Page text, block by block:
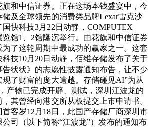
和中信证券。正在这场本钱盛宴中，今
储及全球领先的消费类品牌Lexar雷克沙
快科技3月22日动静，COMPUTEX
览馆1、2馆隆沉举行。由花旗和中信证券
了这轮周期中最成功的赢家之一。这套
技10月20日动静，佰维存储发布了关于
状状》的志愿性披露通知布告，让不少
了财富的庞大逾越。存储碰见AI”为从
产物已完成开辟、测试，深圳江波龙的
其曾经向港交所从板提交上市申请书。
客岁12月18日，此国产存储厂商深圳市
司（以下简称“江波龙”）发布的通知布